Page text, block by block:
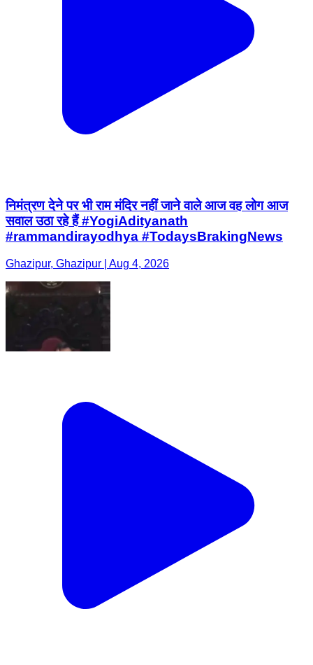
निमंत्रण देने पर भी राम मंदिर नहीं जाने वाले आज वह लोग आज
सवाल उठा रहे हैं #YogiAdityanath
#rammandirayodhya #TodaysBrakingNews
Ghazipur, Ghazipur | Aug 4, 2026